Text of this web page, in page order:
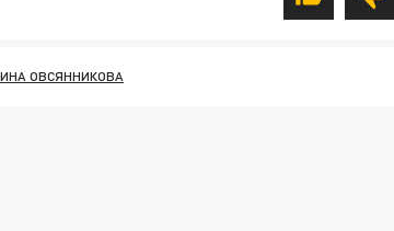
ОВСЯННИКОВА